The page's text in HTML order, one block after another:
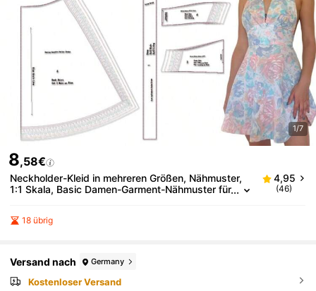
1/7
8,58€
Neckholder-Kleid in mehreren Größen, Nähmuster,
1:1 Skala, Basic Damen-Garment-Nähmuster für
ung
4,95
(46)
18 übrig
Versand nach Germany
Kostenloser Versand